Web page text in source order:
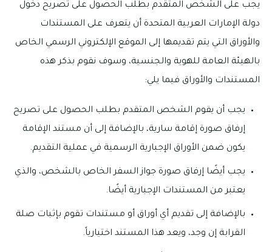
يجب على الشخص المتقدم بطلب الحصول على تصريح دخول
دولة الإمارات العربية المتحدة أن يتعرف على المستندات
والأوراق التي يتم تقديمها إلى الموقع الإلكتروني الرسمي الخاص
بالهيئة العامة للهوية والجنسية، وسوف نقوم بذكر هذه
المستندات والأوراق فيما يلي:
يجب أن يقوم الشخص المتقدم بطلب الحصول على تصريح
إرفاق صورة إقامة سارية، بالإضافة إلى أن مستند الإقامة
يكون ضمن الأوراق الإجبارية الرسمية في عملية التقديم.
يجب أيضًا إرفاق صورة جواز السفر الخاص بالشخص، والذي
يعتبر من المستندات الإجبارية أيضًا.
بالإضافة إلى تقديم أي أوراق أو مستندات تقوم بإثبات صلة
القرابة إن وجد، ويعد هذا المستند اختيارياً.